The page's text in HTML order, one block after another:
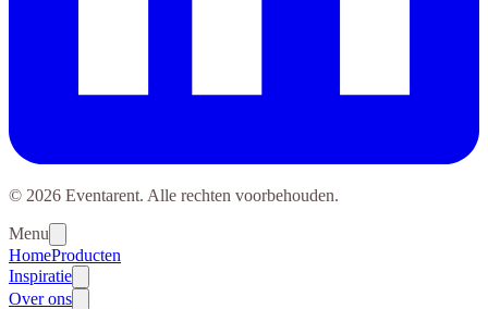
© 2026 Eventarent. Alle rechten voorbehouden.
Menu
HomeProducten
Inspiratie
Over ons